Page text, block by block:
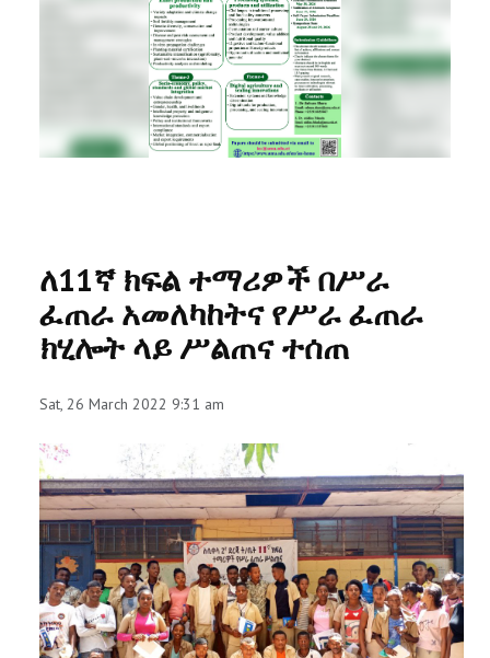
REGISTRAR
PARTNERSHIP
ለ11ኛ ክፍል ተማሪዎች በሥራ
ፈጠራ አመለካከትና የሥራ ፈጠራ
ክሂሎት ላይ ሥልጠና ተሰጠ
Sat, 26 March 2022 9:31 am